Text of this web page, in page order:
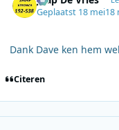
Geplaatst 18 mei18
Dank Dave ken hem
Citeren